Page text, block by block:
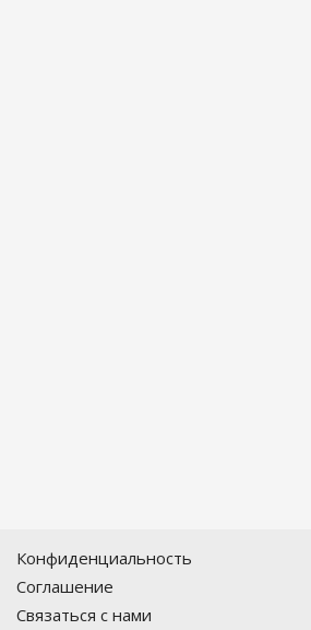
Конфиденциальность
Соглашение
Связаться с нами